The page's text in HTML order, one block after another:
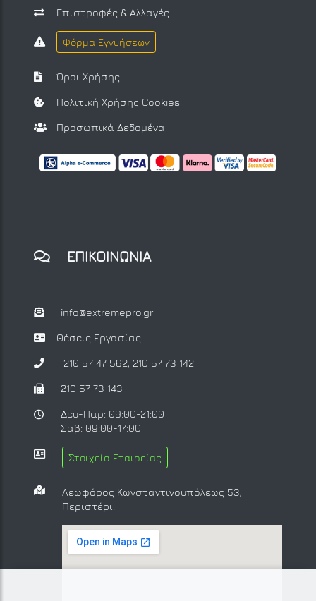
Επιστροφές & Αλλαγές
Φόρμα Εγγυήσεων
Όροι Χρήσης
Πολιτική Χρήσης Cookies
Προσωπικά Δεδομένα
ΕΠΙΚΟΙΝΩΝΙΑ
info@extremepro.gr
Θέσεις Εργασίας
210 57 47 562, 210 57 73 142
210 57 73 143
Δευ-Παρ: 09:00-21:00
Σαβ: 09:00-17:00
Στοιχεία Εταιρείας
Λεωφόρος Κωνσταντινουπόλεως 53,
Περιστέρι.